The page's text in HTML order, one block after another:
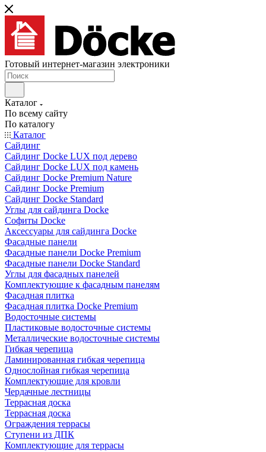
Готовый интернет-магазин электроники
Каталог
По всему сайту
По каталогу
Каталог
Сайдинг
Сайдинг Docke LUX под дерево
Сайдинг Docke LUX под камень
Сайдинг Docke Premium Nature
Сайдинг Docke Premium
Сайдинг Docke Standard
Углы для сайдинга Docke
Софиты Docke
Аксессуары для сайдинга Docke
Фасадные панели
Фасадные панели Docke Premium
Фасадные панели Docke Standard
Углы для фасадных панелей
Комплектующие к фасадным панелям
Фасадная плитка
Фасадная плитка Docke Premium
Водосточные системы
Пластиковые водосточные системы
Металлические водосточные системы
Гибкая черепица
Ламинированная гибкая черепица
Однослойная гибкая черепица
Комплектующие для кровли
Чердачные лестницы
Террасная доска
Террасная доска
Ограждения террасы
Ступени из ДПК
Комплектующие для террасы